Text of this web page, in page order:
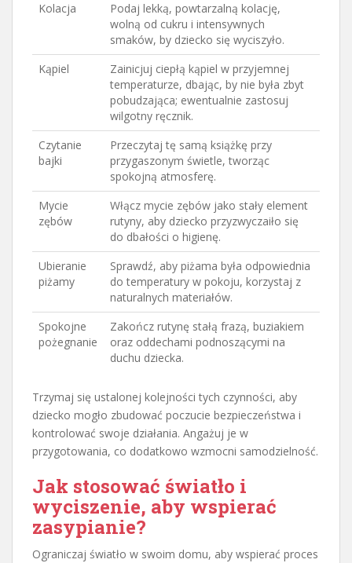
Kolacja
Podaj lekką, powtarzalną kolację,
wolną od cukru i intensywnych
smaków, by dziecko się wyciszyło.
Kąpiel
Zainicjuj ciepłą kąpiel w przyjemnej
temperaturze, dbając, by nie była zbyt
pobudzająca; ewentualnie zastosuj
wilgotny ręcznik.
Czytanie
bajki
Przeczytaj tę samą książkę przy
przygaszonym świetle, tworząc
spokojną atmosferę.
Mycie
zębów
Włącz mycie zębów jako stały element
rutyny, aby dziecko przyzwyczaiło się
do dbałości o higienę.
Ubieranie
piżamy
Sprawdź, aby piżama była odpowiednia
do temperatury w pokoju, korzystaj z
naturalnych materiałów.
Spokojne
pożegnanie
Zakończ rutynę stałą frazą, buziakiem
oraz oddechami podnoszącymi na
duchu dziecka.
Trzymaj się ustalonej kolejności tych czynności, aby
dziecko mogło zbudować poczucie bezpieczeństwa i
kontrolować swoje działania. Angażuj je w
przygotowania, co dodatkowo wzmocni samodzielność.
Jak stosować światło i
wyciszenie, aby wspierać
zasypianie?
Ograniczaj światło w swoim domu, aby wspierać proces